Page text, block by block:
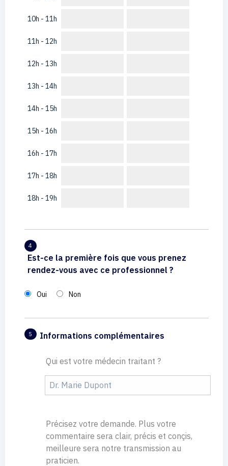
10h - 11h
11h - 12h
12h - 13h
13h - 14h
14h - 15h
15h - 16h
16h - 17h
17h - 18h
18h - 19h
4
Est-ce la première fois que vous prenez
rendez-vous avec ce professionnel ?
Oui Non
5 Informations complémentaires
Qui est votre médecin traitant ?
Précisez votre demande. Plus votre
commentaire sera clair, précis et conçis,
meilleure sera notre transmission au
praticien.